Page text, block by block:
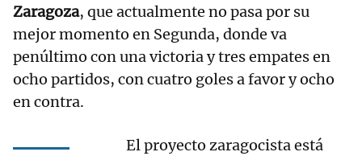
Zaragoza, que actualmente no pasa por su
mejor momento en Segunda, donde va
penúltimo con una victoria y tres empates en
ocho partidos, con cuatro goles a favor y ocho
en contra.
El proyecto zaragocista está